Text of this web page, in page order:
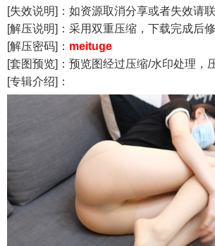
[失效说明]：如资源取消分享或者失效请
[解压说明]：采用双重压缩，下载完成后
[解压密码]： meituge
[套图预览]：预览图经过压缩/水印处理，
[专辑介绍]：